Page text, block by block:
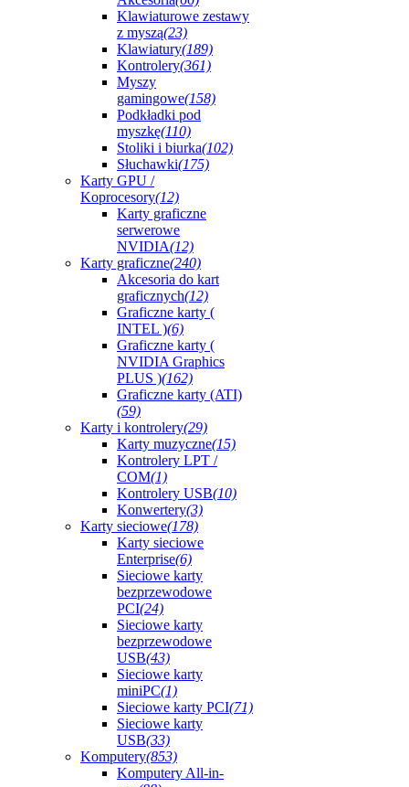
Klawiaturowe zestawy
z myszą(23)
Klawiatury(189)
Kontrolery(361)
Myszy
gamingowe(158)
Podkładki pod
myszkę(110)
Stoliki i biurka(102)
Słuchawki(175)
Karty GPU /
Koprocesory(12)
Karty graficzne
serwerowe
NVIDIA(12)
Karty graficzne(240)
Akcesoria do kart
graficznych(12)
Graficzne karty (
INTEL )(6)
Graficzne karty (
NVIDIA Graphics
PLUS )(162)
Graficzne karty (ATI)
(59)
Karty i kontrolery(29)
Karty muzyczne(15)
Kontrolery LPT /
COM(1)
Kontrolery USB(10)
Konwertery(3)
Karty sieciowe(178)
Karty sieciowe
Enterprise(6)
Sieciowe karty
bezprzewodowe
PCI(24)
Sieciowe karty
bezprzewodowe
USB(43)
Sieciowe karty
miniPC(1)
Sieciowe karty PCI(71)
Sieciowe karty
USB(33)
Komputery(853)
Komputery All-in-